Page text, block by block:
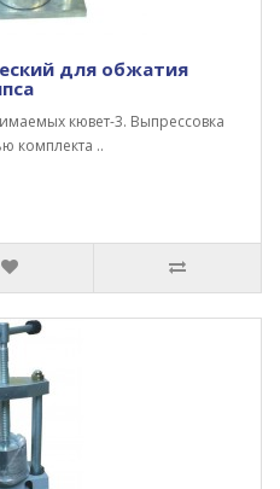
для обжатия
кювет-3. Выпрессовка
комплекта ..